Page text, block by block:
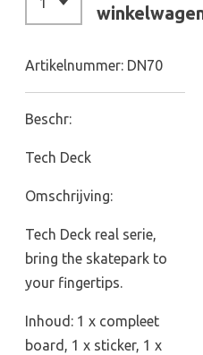
Artikelnummer: DN70
Beschr:
Tech Deck
Omschrijving:
Tech Deck real serie,
bring the skatepark to
your fingertips.
Inhoud: 1 x compleet
board, 1 x sticker, 1 x